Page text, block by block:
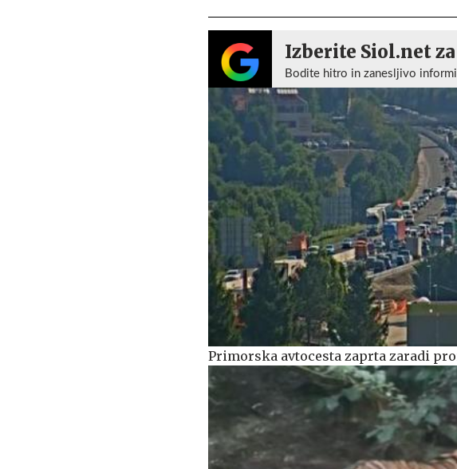
Izberite Siol.net
Bodite hitro in zanesljivo
Primorska avtocesta zaprta zaradi